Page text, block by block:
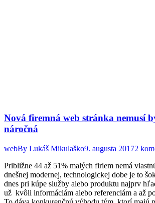
Nová firemná web stránka nemusí
náročná
webBy Lukáš Mikulaško9. augusta 20172
Približne 44 až 51% malých firiem nemá
dnešnej modernej, technologickej dobe je to
dnes pri kúpe služby alebo produktu najprv
už kvôli informáciám alebo referenciám a až